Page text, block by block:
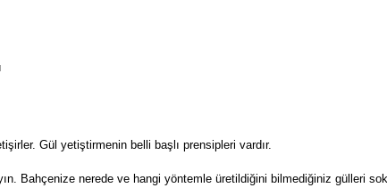
Gül yetiştirmenin belli başlı prensipleri vardır.
Bahçenize nerede ve hangi yöntemle üretildiğini bilmediğiniz gülleri